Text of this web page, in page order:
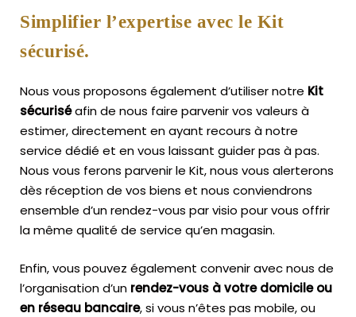
Simplifier l’expertise avec le Kit
sécurisé.
Nous vous proposons également d’utiliser notre Kit
sécuriséafin de nous faire parvenir vos valeurs à
estimer, directement en ayant recours à notre
service dédié et en vous laissant guider pas à pas.
Nous vous ferons parvenir le Kit, nous vous alerterons
dès réception de vos biens et nous conviendrons
ensemble d’un rendez-vous par visio pour vous offrir
la même qualité de service qu’en magasin.
Enfin, vous pouvez également convenir avec nous de
l’organisation d’un rendez-vous à votre domicile ou
en réseau bancaire, si vous n’êtes pas mobile, ou